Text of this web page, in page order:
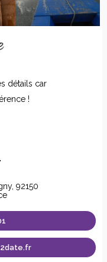
détails car
!
92150